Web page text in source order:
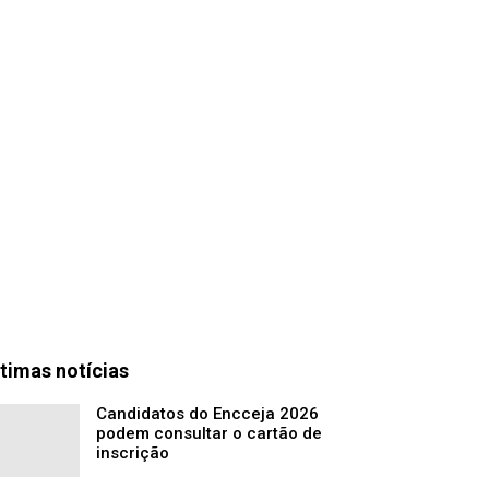
notícias
Candidatos do Encceja 2026
podem consultar o cartão de
inscrição